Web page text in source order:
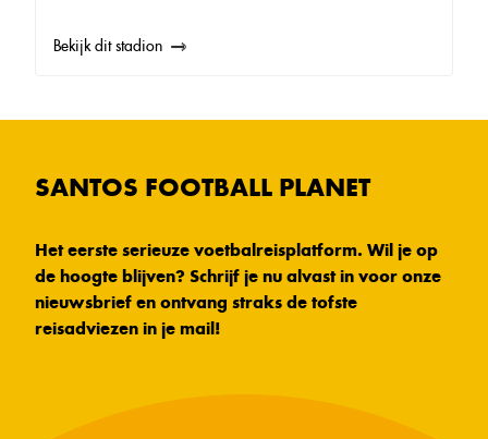
Bekijk dit stadion
SANTOS FOOTBALL PLANET
Het eerste serieuze voetbalreisplatform. Wil je op
de hoogte blijven? Schrijf je nu alvast in voor onze
nieuwsbrief en ontvang straks de tofste
reisadviezen in je mail!